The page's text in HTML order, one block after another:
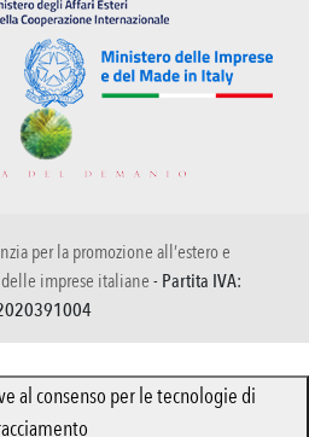
per la promozione all’estero e
imprese italiane - Partita IVA:
al consenso per le tecnologie di